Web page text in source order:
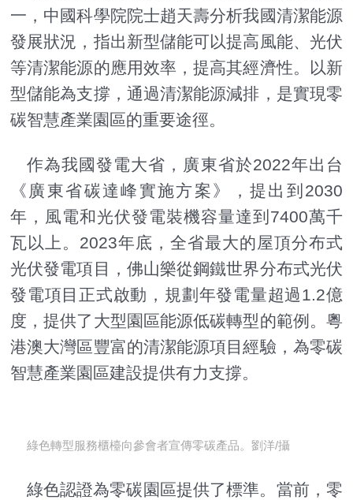
一，中國科學院院士趙天壽分析我國清潔能源
發展狀況，指出新型儲能可以提高風能、光伏
等清潔能源的應用效率，提高其經濟性。以新
型儲能為支撐，通過清潔能源減排，是實現零
碳智慧產業園區的重要途徑。
作為我國發電大省，廣東省於2022年出台
《廣東省碳達峰實施方案》，提出到2030
年，風電和光伏發電裝機容量達到7400萬千
瓦以上。2023年底，全省最大的屋頂分布式
光伏發電項目，佛山樂從鋼鐵世界分布式光伏
發電項目正式啟動，規劃年發電量超過1.2億
度，提供了大型園區能源低碳轉型的範例。粵
港澳大灣區豐富的清潔能源項目經驗，為零碳
智慧產業園區建設提供有力支撐。
綠色轉型服務櫃檯向參會者宣傳零碳產品。劉洋/攝
綠色認證為零碳園區提供了標準。當前，零